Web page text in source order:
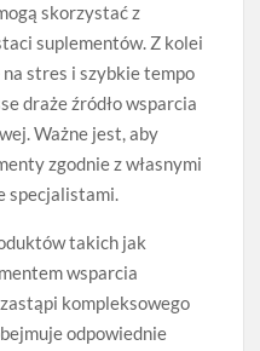
skorzystać z
suplementów. Z kolei
na stres i szybkie tempo
draże źródło wsparcia
Ważne jest, aby
zgodnie z własnymi
specjalistami.
takich jak
wsparcia
kompleksowego
odpowiednie